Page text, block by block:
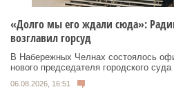
«Долго мы его ждали сюда»:
возглавил горсуд
В Набережных Челнах состоялось
нового председателя городского суда
06.08.2026, 16:51